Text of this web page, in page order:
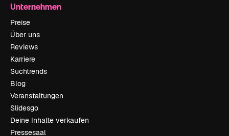
Unternehmen
Preise
Über uns
Reviews
Karriere
Suchtrends
Blog
Veranstaltungen
Slidesgo
Deine Inhalte verkaufen
Pressesaal